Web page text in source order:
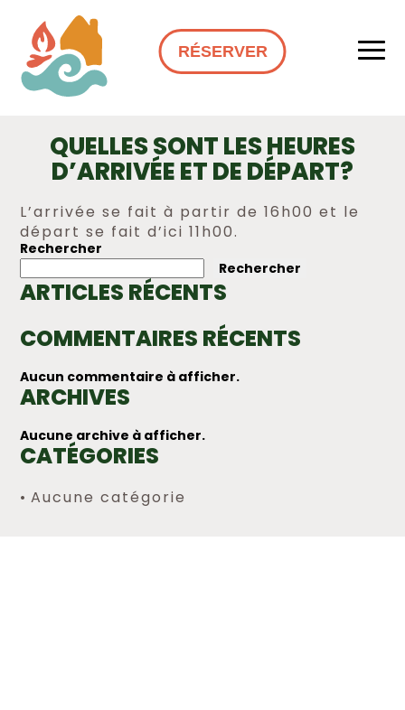
RÉSERVER
QUELLES SONT LES HEURES
D’ARRIVÉE ET DE DÉPART?
L’arrivée se fait à partir de 16h00 et le
départ se fait d’ici 11h00.
NAVIGATION
DE
Rechercher
Rechercher
ARTICLES RÉCENTS
COMMENTAIRES RÉCENTS
Aucun commentaire à afficher.
ARCHIVES
Aucune archive à afficher.
CATÉGORIES
Aucune catégorie